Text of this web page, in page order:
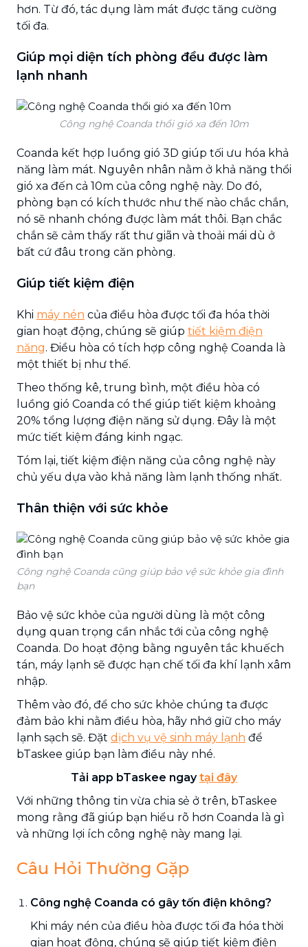
hơn. Từ đó, tác dụng làm mát được tăng cường
tối đa.
Giúp mọi diện tích phòng đều được làm
lạnh nhanh
Công nghệ Coanda thổi gió xa đến 10m
Coanda kết hợp luồng gió 3D giúp tối ưu hóa khả
năng làm mát. Nguyên nhân nằm ở khả năng thổi
gió xa đến cả 10m của công nghệ này. Do đó,
phòng bạn có kích thước như thế nào chắc chắn,
nó sẽ nhanh chóng được làm mát thôi. Bạn chắc
chắn sẽ cảm thấy rất thư giãn và thoải mái dù ở
bất cứ đâu trong căn phòng.
Giúp tiết kiệm điện
Khi máy nén của điều hòa được tối đa hóa thời
gian hoạt động, chúng sẽ giúp tiết kiệm điện
năng. Điều hòa có tích hợp công nghệ Coanda là
một thiết bị như thế.
Theo thống kê, trung bình, một điều hòa có
luồng gió Coanda có thể giúp tiết kiệm khoảng
20% tổng lượng điện năng sử dụng. Đây là một
mức tiết kiệm đáng kinh ngạc.
Tóm lại, tiết kiệm điện năng của công nghệ này
chủ yếu dựa vào khả năng làm lạnh thống nhất.
Thân thiện với sức khỏe
Công nghệ Coanda cũng giúp bảo vệ sức khỏe gia đình
bạn
Bảo vệ sức khỏe của người dùng là một công
dụng quan trọng cần nhắc tới của công nghệ
Coanda. Do hoạt động bằng nguyên tắc khuếch
tán, máy lạnh sẽ được hạn chế tối đa khí lạnh xâm
nhập.
Thêm vào đó, để cho sức khỏe chúng ta được
đảm bảo khi nằm điều hòa, hãy nhớ giữ cho máy
lạnh sạch sẽ. Đặt dịch vụ vệ sinh máy lạnh để
bTaskee giúp bạn làm điều này nhé.
Tải app bTaskee ngaytại đây
Với những thông tin vừa chia sẻ ở trên, bTaskee
mong rằng đã giúp bạn hiểu rõ hơn Coanda là gì
và những lợi ích công nghệ này mang lại.
Câu Hỏi Thường Gặp
Công nghệ Coanda có gây tốn điện không?
Khi máy nén của điều hòa được tối đa hóa thời
gian hoạt động, chúng sẽ giúp tiết kiệm điện